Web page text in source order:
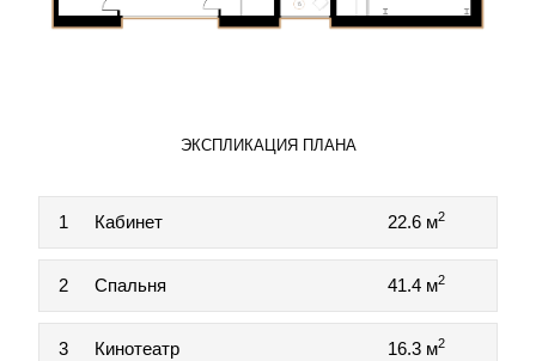
ЭКСПЛИКАЦИЯ ПЛАНА
1 Кабинет 22.6 м2
2 Спальня 41.4 м2
3 Кинотеатр 16.3 м2